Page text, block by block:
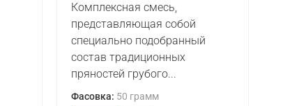
Комплексная смесь,
представляющая собой
специально подобранный
состав традиционных
пряностей грубого...
Фасовка: 50 грамм